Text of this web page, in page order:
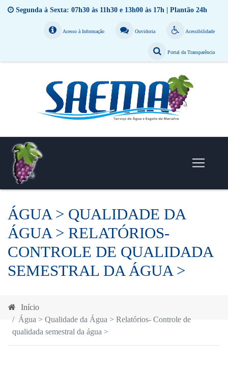
Segunda à Sexta: 07h30 às 11h30 e 13h00 às 17h | Plantão 24h
Acessibilidade
Ouvidoria
Acesso à Informação
Portal da Transparência
ÁGUA > QUALIDADE DA
ÁGUA > RELATÓRIOS-
CONTROLE DE QUALIDADA
SEMESTRAL DA ÁGUA >
Início
Água > Qualidade da Água > Relatórios- Controle de
qualidada semestral da água >